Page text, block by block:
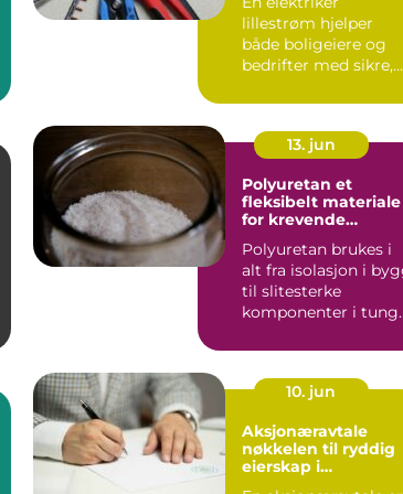
lillestrøm hjelper
både boligeiere og
bedrifter med sikre,
energieffektive ...
13. jun
Polyuretan et
fleksibelt materiale
for krevende
Polyuretan brukes i
alt fra isolasjon i
til slitesterke
komponenter i tung
10. jun
Aksjonæravtale
nøkkelen til ryddig
eierskap i